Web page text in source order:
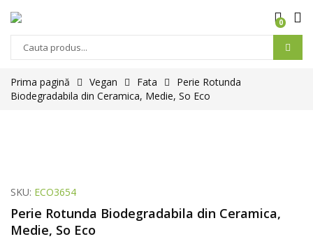
0
Products
Prima pagină
Vegan Fata
Perie Rotunda
Biodegradabila din Ceramica, Medie, So Eco
SKU: ECO3654
Perie Rotunda Biodegradabila din Ceramica,
Medie, So Eco